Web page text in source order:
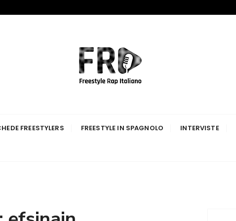
Italiano
FREESTYLERS FREESTYLE IN SPAGNOLO INTERVISTE